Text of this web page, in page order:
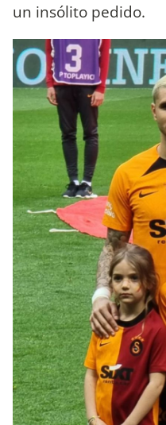
un insólito pedido.